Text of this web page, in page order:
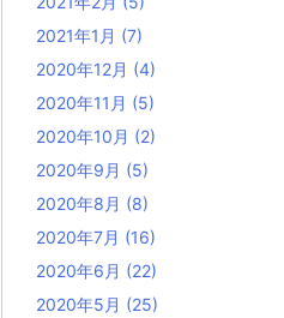
2021年1月 (7)
2020年12月 (4)
2020年11月 (5)
2020年10月 (2)
2020年9月 (5)
2020年8月 (8)
2020年7月 (16)
2020年6月 (22)
2020年5月 (25)